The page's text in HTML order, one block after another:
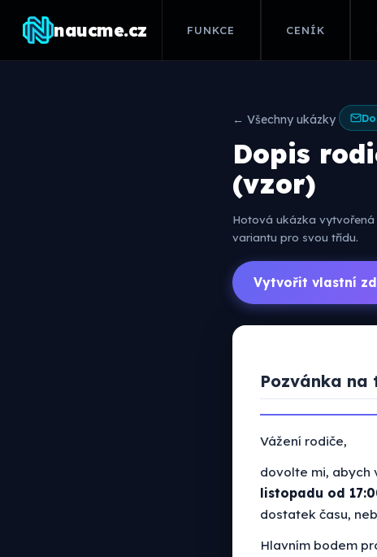
naucme.cz FUNKCE CENÍK
← Všechny ukázky
Dopis
(vzor)
Hotová ukázka vytvořená
variantu pro svou třídu.
Vytvořit vlastní
Pozvánka na
Vážení rodiče,
dovolte mi, abych
listopadu od
dostatek času,
Hlavním bodem